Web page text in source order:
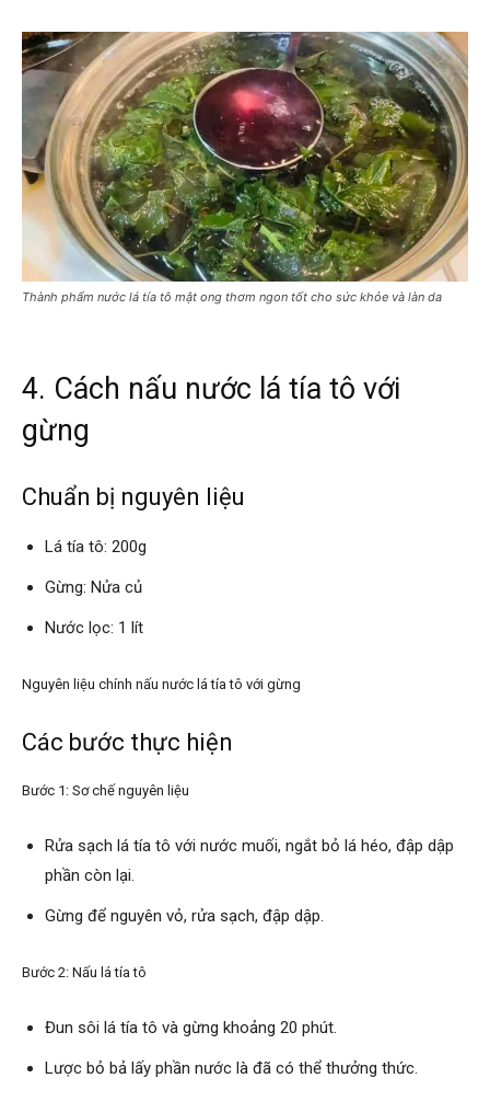
Thành phẩm nước lá tía tô mật ong thơm ngon tốt cho sức khỏe và làn da
4. Cách nấu nước lá tía tô với
gừng
Chuẩn bị nguyên liệu
Lá tía tô: 200g
Gừng: Nửa củ
Nước lọc: 1 lít
Nguyên liệu chính nấu nước lá tía tô với gừng
Các bước thực hiện
Bước 1: Sơ chế nguyên liệu
Rửa sạch lá tía tô với nước muối, ngắt bỏ lá héo, đập dập
phần còn lại.
Gừng để nguyên vỏ, rửa sạch, đập dập.
Bước 2: Nấu lá tía tô
Đun sôi lá tía tô và gừng khoảng 20 phút.
Lược bỏ bả lấy phần nước là đã có thể thưởng thức.